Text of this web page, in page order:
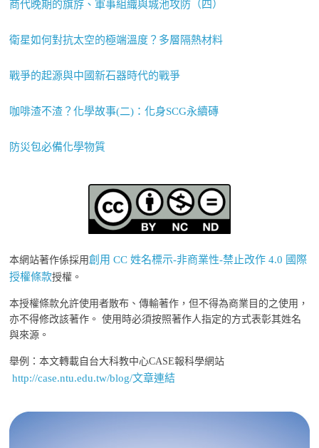
商代晚期的旗斿、軍事組織與城池攻防（四）
衛星如何對抗太空的極端溫度？多層隔熱材料
戰爭的起源與中國新石器時代的戰爭
咖啡渣不渣？化學故事(二)：化身SCG永續磚
防災包必備化學物質
本網站著作係採用創用 CC 姓名標示-非商業性-禁止改作 4.0 國際
授權條款授權。
本授權條款允許使用者散布、傳輸著作，但不得為商業目的之使用，
亦不得修改該著作。 使用時必須按照著作人指定的方式表彰其姓名
與來源。
舉例：本文轉載自台大科教中心CASE報科學網站
http://case.ntu.edu.tw/blog/文章連結